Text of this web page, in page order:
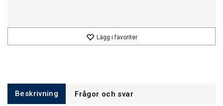
Lägg i favoriter
Beskrivning Frågor och svar